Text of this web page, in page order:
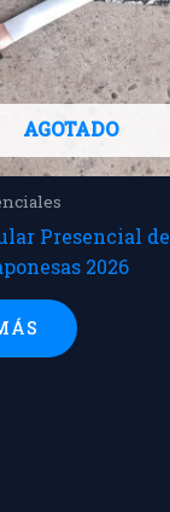
AGOTADO
Presencial de
2026